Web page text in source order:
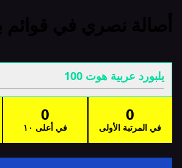
يلبورد عربية هوت 100
0
في المرتبة الأولى
0
في أعلى ١٠